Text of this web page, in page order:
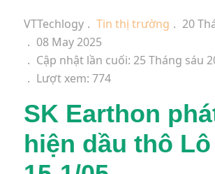
VTTechlogy Tin thị trường
20
08 May 2025
Cập nhật lần cuối: 25 Tháng sáu
Lượt xem: 774
SK Earthon
hiện dầu thô Lô